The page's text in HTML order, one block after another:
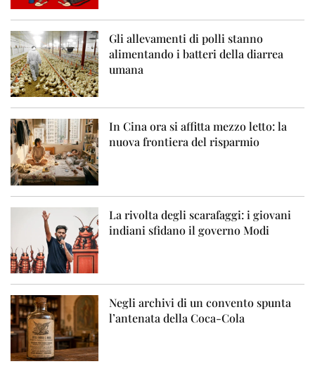
Gli allevamenti di polli stanno
alimentando i batteri della diarrea
umana
In Cina ora si affitta mezzo letto: la
nuova frontiera del risparmio
La rivolta degli scarafaggi: i giovani
indiani sfidano il governo Modi
Negli archivi di un convento spunta
l’antenata della Coca-Cola